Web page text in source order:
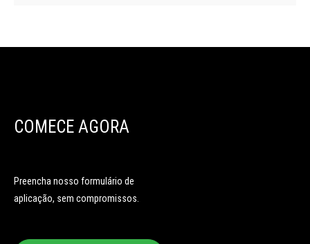
COMECE AGORA
Preencha nosso formulário de
aplicação, sem compromissos.